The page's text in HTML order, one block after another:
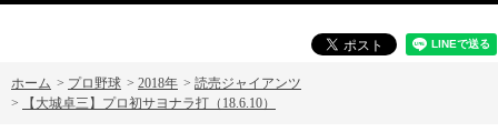
ホーム > プロ野球 > 2018年 > 読売ジャイアンツ
>
【大城卓三】プロ初サヨナラ打（18.6.10）